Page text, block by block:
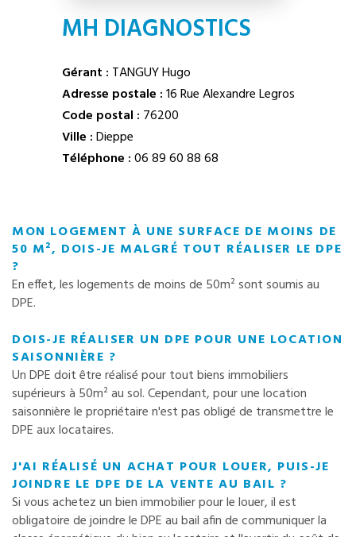
MH DIAGNOSTICS
Gérant : TANGUY Hugo
Adresse postale :16 Rue Alexandre Legros
Code postal : 76200
Ville :Dieppe
Téléphone :06 89 60 88 68
MON LOGEMENT À UNE SURFACE DE MOINS DE
50 M², DOIS-JE MALGRÉ TOUT RÉALISER LE DPE
?
En effet, les logements de moins de 50m² sont soumis au
DPE.
DOIS-JE RÉALISER UN DPE POUR UNE LOCATION
SAISONNIÈRE ?
Un DPE doit être réalisé pour tout biens immobiliers
supérieurs à 50m² au sol. Cependant, pour une location
saisonnière le propriétaire n'est pas obligé de transmettre le
DPE aux locataires.
J'AI RÉALISÉ UN ACHAT POUR LOUER, PUIS-JE
JOINDRE LE DPE DE LA VENTE AU BAIL ?
Si vous achetez un bien immobilier pour le louer, il est
obligatoire de joindre le DPE au bail afin de communiquer la